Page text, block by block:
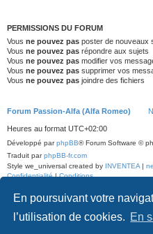
En poursuivant votre
l’utilisation de cookies. En
PERMISSIONS DU FORUM
Vous ne pouvez pas poster de nouveaux
Vous ne pouvez pas répondre aux sujets
Vous ne pouvez pas modifier vos
Vous ne pouvez pas supprimer vos
Vous ne pouvez pas joindre des fichiers
Forum Passion-Alfa (Alfa Romeo)
Heures au format UTC+02:00
Développé parphpBB® Forum Software ©
Traduit parphpBB-fr.com
Style we_universal created by INVENTEA |
Confidentialité |Conditions